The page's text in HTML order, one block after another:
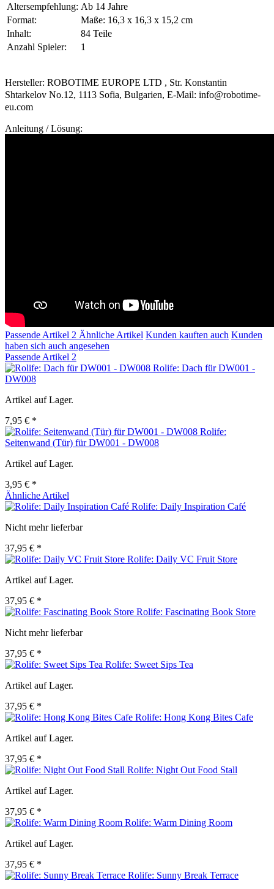
Altersempfehlung: Ab 14 Jahre
Format:
Maße: 16,3 x 16,3 x 15,2 cm
Inhalt:
84 Teile
Anzahl Spieler:
1
Hersteller: ROBOTIME EUROPE LTD , Str. Konstantin
Shtarkelov No.12, 1113 Sofia, Bulgarien, E-Mail: info@robotime-
eu.com
Anleitung / Lösung:
Passende Artikel 2 Ähnliche Artikel Kunden kauften auch Kunden
haben sich auch angesehen
Passende Artikel 2
Rolife: Dach für DW001 -
DW008
Artikel auf Lager.
7,95 € *
Rolife:
Seitenwand (Tür) für DW001 - DW008
Artikel auf Lager.
3,95 € *
Ähnliche Artikel
Rolife: Daily Inspiration Café
Nicht mehr lieferbar
37,95 € *
Rolife: Daily VC Fruit Store
Artikel auf Lager.
37,95 € *
Rolife: Fascinating Book Store
Nicht mehr lieferbar
37,95 € *
Rolife: Sweet Sips Tea
Artikel auf Lager.
37,95 € *
Rolife: Hong Kong Bites Cafe
Artikel auf Lager.
37,95 € *
Rolife: Night Out Food Stall
Artikel auf Lager.
37,95 € *
Rolife: Warm Dining Room
Artikel auf Lager.
37,95 € *
Rolife: Sunny Break Terrace